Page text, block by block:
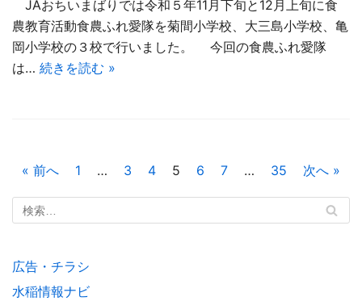
JAおちいまばりでは令和５年11月下旬と12月上旬に食
農教育活動食農ふれ愛隊を菊間小学校、大三島小学校、亀
岡小学校の３校で行いました。 今回の食農ふれ愛隊
は… 続きを読む »
« 前へ 1 … 3 4 5 6 7 … 35 次へ »
広告・チラシ
水稲情報ナビ